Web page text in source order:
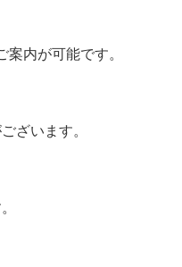
内が可能です。
ざいます。